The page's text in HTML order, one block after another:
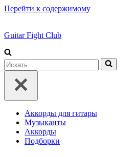
Перейти к содержимому
Guitar Fight Club
Искать...
Аккорды для гитары
Музыканты
Аккорды
Подборки